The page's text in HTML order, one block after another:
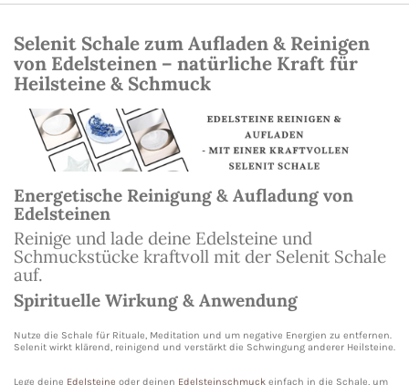
Selenit Schale zum Aufladen & Reinigen
von Edelsteinen – natürliche Kraft für
Heilsteine & Schmuck
Energetische Reinigung & Aufladung von
Edelsteinen
Reinige und lade deine Edelsteine und
Schmuckstücke kraftvoll mit der Selenit Schale
auf.
Spirituelle Wirkung & Anwendung
Nutze die Schale für Rituale, Meditation und um negative Energien zu entfernen.
Selenit wirkt klärend, reinigend und verstärkt die Schwingung anderer Heilsteine.
Lege deine Edelsteine oder deinen Edelsteinschmuck einfach in die Schale, um